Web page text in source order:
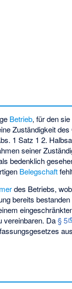
Betrieb, für den
Zuständigkeit
1 Satz 1 2.
seiner
bedenklich
Belegschaft
des Betriebs,
bereits
vereinbaren. Da§ 5